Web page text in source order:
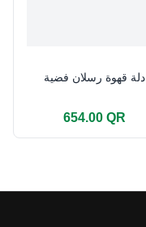
دلة قهوة رسلان فضية
654.00 QR